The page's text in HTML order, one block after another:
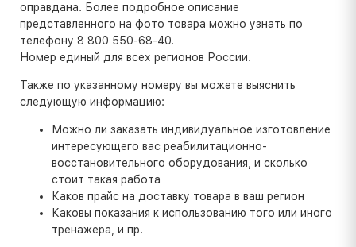
оправдана. Более подробное описание
представленного на фото товара можно узнать по
телефону 8 800 550-68-40.
Номер единый для всех регионов России.
Также по указанному номеру вы можете выяснить
следующую информацию:
Можно ли заказать индивидуальное изготовление
интересующего вас реабилитационно-
восстановительного оборудования, и сколько
стоит такая работа
Каков прайс на доставку товара в ваш регион
Каковы показания к использованию того или иного
тренажера, и пр.